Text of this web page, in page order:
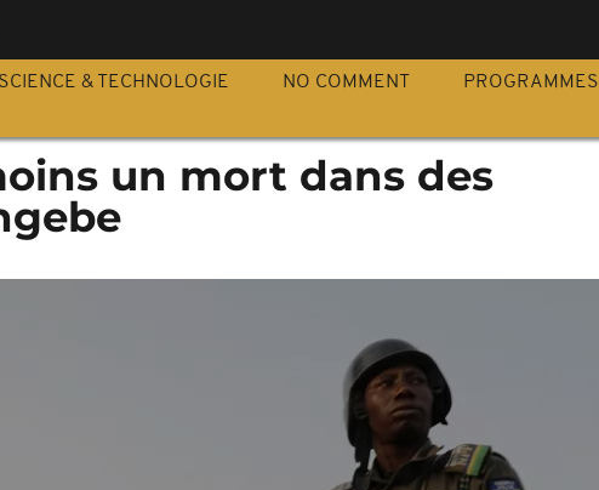
SCIENCE & TECHNOLOGIE NO COMMENT PROGRAMMES
un mort dans des